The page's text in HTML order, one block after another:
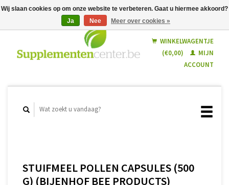
Nederlands
WINKELWAGENTJE
(€0,00)
MIJN
ACCOUNT
STUIFMEEL POLLEN CAPSULES (500
G) (BIJENHOF BEE PRODUCTS)
Wij slaan cookies op om onze website te verbeteren. Gaat u hiermee akkoord?
Ja
Nee Meer over cookies »